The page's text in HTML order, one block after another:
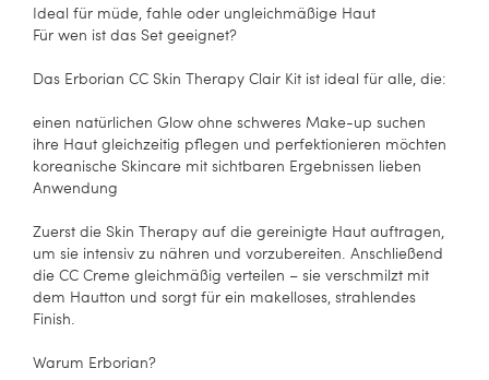
Ideal für müde, fahle oder ungleichmäßige Haut
Für wen ist das Set geeignet?
Das Erborian CC Skin Therapy Clair Kit ist ideal für alle, die:
einen natürlichen Glow ohne schweres Make-up suchen
ihre Haut gleichzeitig pflegen und perfektionieren möchten
koreanische Skincare mit sichtbaren Ergebnissen lieben
Anwendung
Zuerst die Skin Therapy auf die gereinigte Haut auftragen,
um sie intensiv zu nähren und vorzubereiten. Anschließend
die CC Creme gleichmäßig verteilen – sie verschmilzt mit
dem Hautton und sorgt für ein makelloses, strahlendes
Finish.
Warum Erborian?